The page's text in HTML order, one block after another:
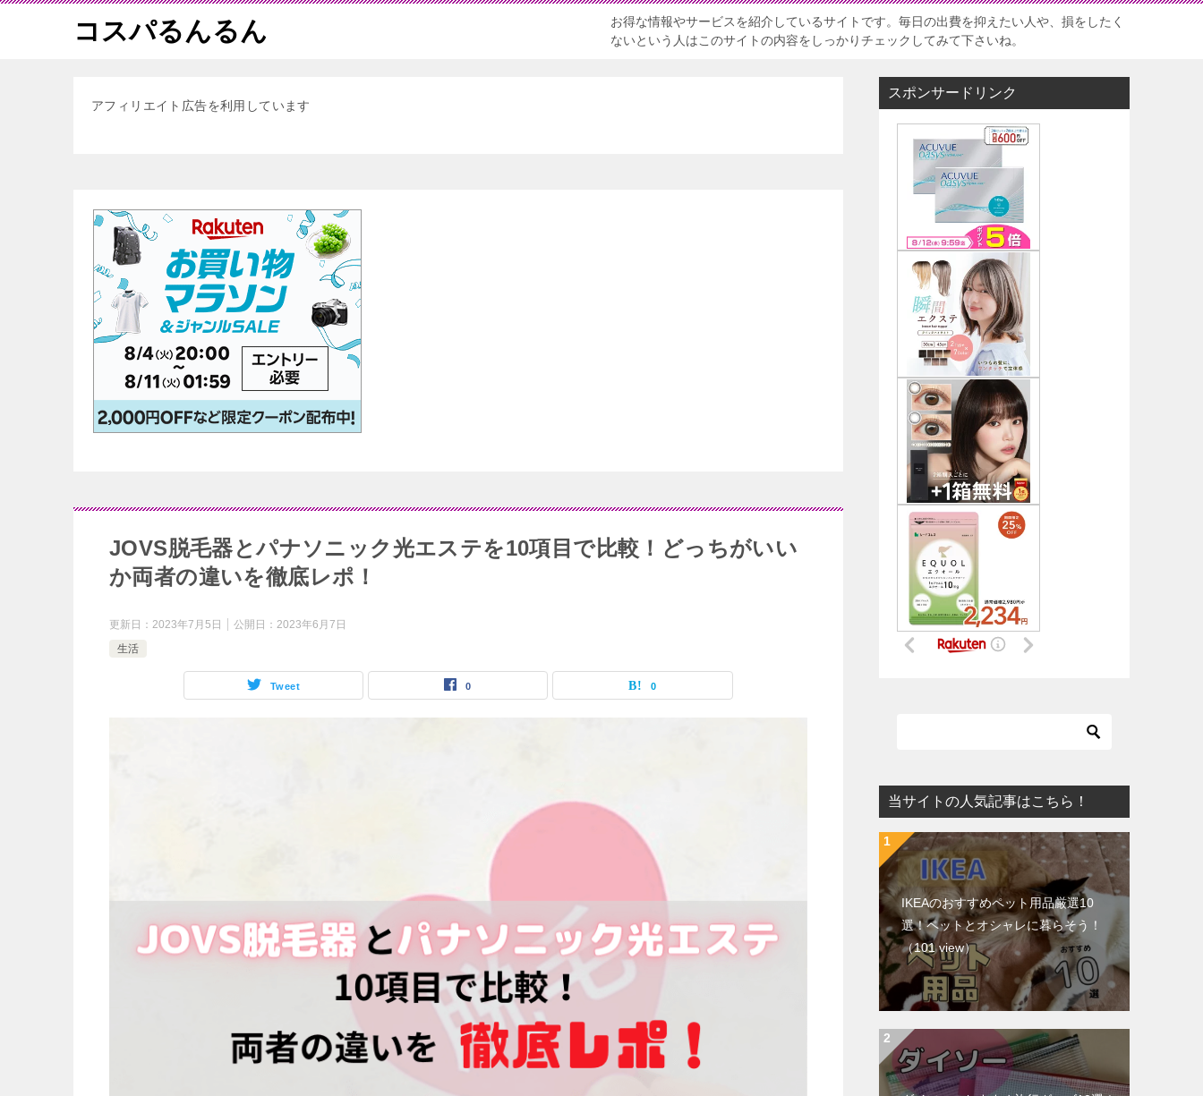
コスパるんるん
お得な情報やサービスを紹介しているサイトです。毎日の出費を抑えたい人や、損をしたく
ないという人はこのサイトの内容をしっかりチェックしてみて下さいね。
アフィリエイト広告を利用しています
JOVS脱毛器とパナソニック光エステを10項目で比較！どっちがいい
か両者の違いを徹底レポ！
更新日： 2023年7月5日 公開日： 2023年6月7日
生活
Tweet 0 0
スポンサードリンク
当サイトの人気記事はこちら！
IKEAのおすすめペット用品厳選10
選！ペットとオシャレに暮らそう！
（101 view）